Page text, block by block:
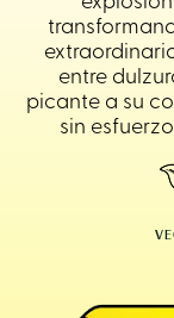
entre
picante a su
sin